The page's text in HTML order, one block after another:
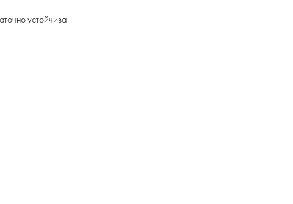
устойчива